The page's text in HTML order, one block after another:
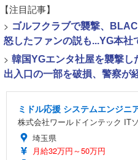
【注目記事】
> ゴルフクラブで襲撃、
怒したファンの説も...YG本社
> 韓国YGエンタ社屋を襲撃し
出入口の一部を破損、警察が
ミドル応援 システムエンジニ
株式会社ワールドインテック IT
埼玉県
月給32万円～50万円